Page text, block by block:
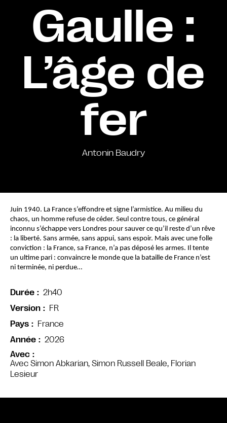
Gaulle :
L’âge de
fer
Antonin Baudry
Avec
Avec Simon Abkarian, Simon Russell Beale, Florian
Lesieur
Juin 1940. La France s’effondre et signe l’armistice. Au milieu du
chaos, un homme refuse de céder. Seul contre tous, ce général
inconnu s’échappe vers Londres pour sauver ce qu’il reste d’un rêve
: la liberté. Sans armée, sans appui, sans espoir. Mais avec une folle
conviction : la France, sa France, n’a pas déposé les armes. Il tente
un ultime pari : convaincre le monde que la bataille de France n’est
ni terminée, ni perdue…
Durée
2h40
Version
FR
Pays
France
Année
2026